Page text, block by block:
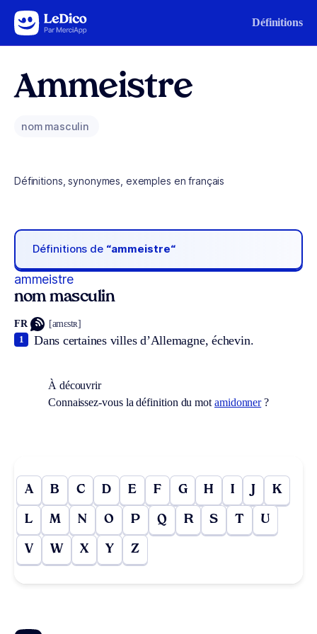
Aller au contenu Définitions
Ammeistre
nom masculin
Définitions, synonymes, exemples en français
Définitions de “ammeistre“
ammeistre
nom masculin
FR [amɛstʀ]
Dans certaines villes d’Allemagne, échevin.
1
À découvrir
Connaissez-vous la définition du mot amidonner?
A B C D E F G H I J K
L M N O P Q R S T U
V W X Y Z